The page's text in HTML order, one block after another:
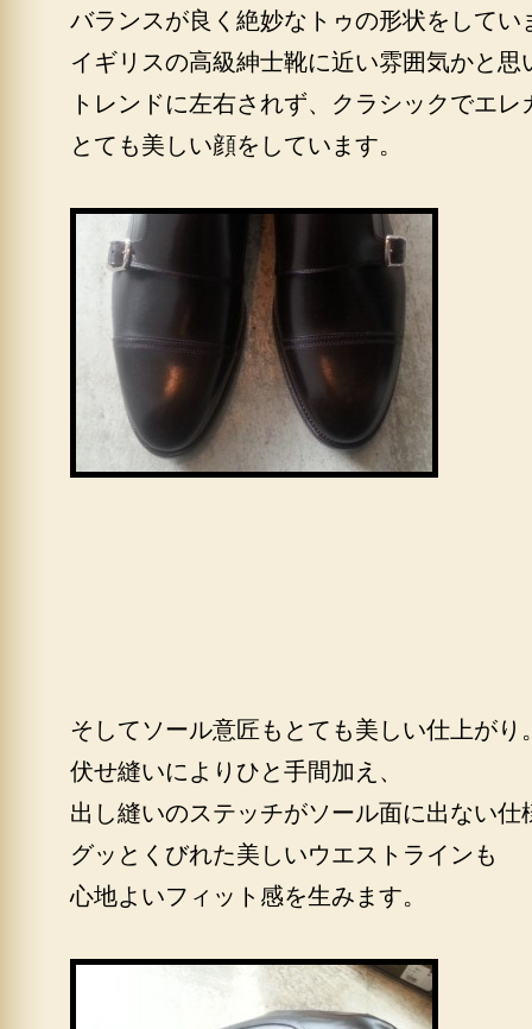
バランスが良く絶妙なトゥの形状をしてい
イギリスの高級紳士靴に近い雰囲気かと思
トレンドに左右されず、クラシックでエレ
とても美しい顔をしています。
そしてソール意匠もとても美しい仕上がり
伏せ縫いによりひと手間加え、
出し縫いのステッチがソール面に出ない仕
グッとくびれた美しいウエストラインも
心地よいフィット感を生みます。